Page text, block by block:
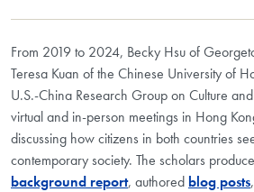
From 2019 to 2024, Becky Hsu of
Teresa Kuan of the Chinese University of
U.S.-China Research Group on Culture
virtual and in-person meetings in Hong
discussing how citizens in both countries
contemporary society. The scholars
background report, authored blog posts